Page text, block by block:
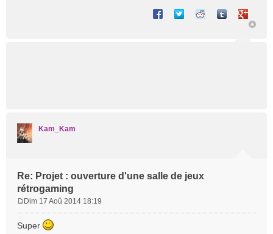
Partager sur Facebook
Partager sur Twitter
Partager sur Reddit
Partager sur
Partager
Kam_Kam
Re: Projet : ouverture d'une salle de jeux
rétrogaming
s
Dim 17 Aoû 2014 18:19
Super